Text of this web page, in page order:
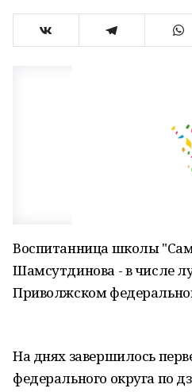
Воспитанница школы
Шамсутдинова - в числе
Приволжском
На днях завершилось
федерального округа по